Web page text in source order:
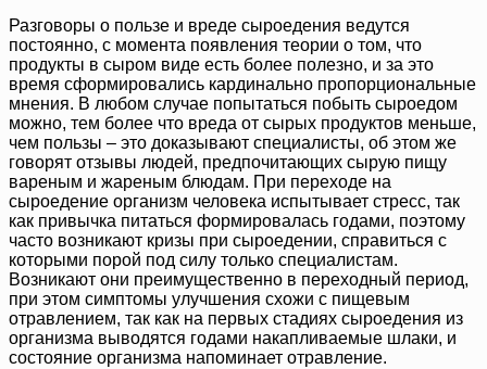
Разговоры о пользе и вреде сыроедения ведутся
постоянно, с момента появления теории о том, что
продукты в сыром виде есть более полезно, и за это
время сформировались кардинально пропорциональные
мнения. В любом случае попытаться побыть сыроедом
можно, тем более что вреда от сырых продуктов меньше,
чем пользы – это доказывают специалисты, об этом же
говорят отзывы людей, предпочитающих сырую пищу
вареным и жареным блюдам. При переходе на
сыроедение организм человека испытывает стресс, так
как привычка питаться формировалась годами, поэтому
часто возникают кризы при сыроедении, справиться с
которыми порой под силу только специалистам.
Возникают они преимущественно в переходный период,
при этом симптомы улучшения схожи с пищевым
отравлением, так как на первых стадиях сыроедения из
организма выводятся годами накапливаемые шлаки, и
состояние организма напоминает отравление.